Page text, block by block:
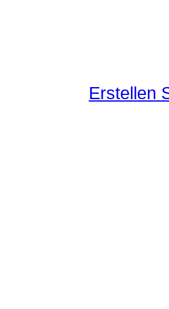
Erstellen